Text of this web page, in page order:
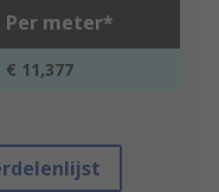
Per meter*
€ 11,377